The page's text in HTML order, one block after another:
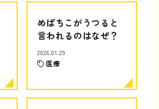
めばちこがうつると
言われるのはなぜ？
2026.01.29
医療